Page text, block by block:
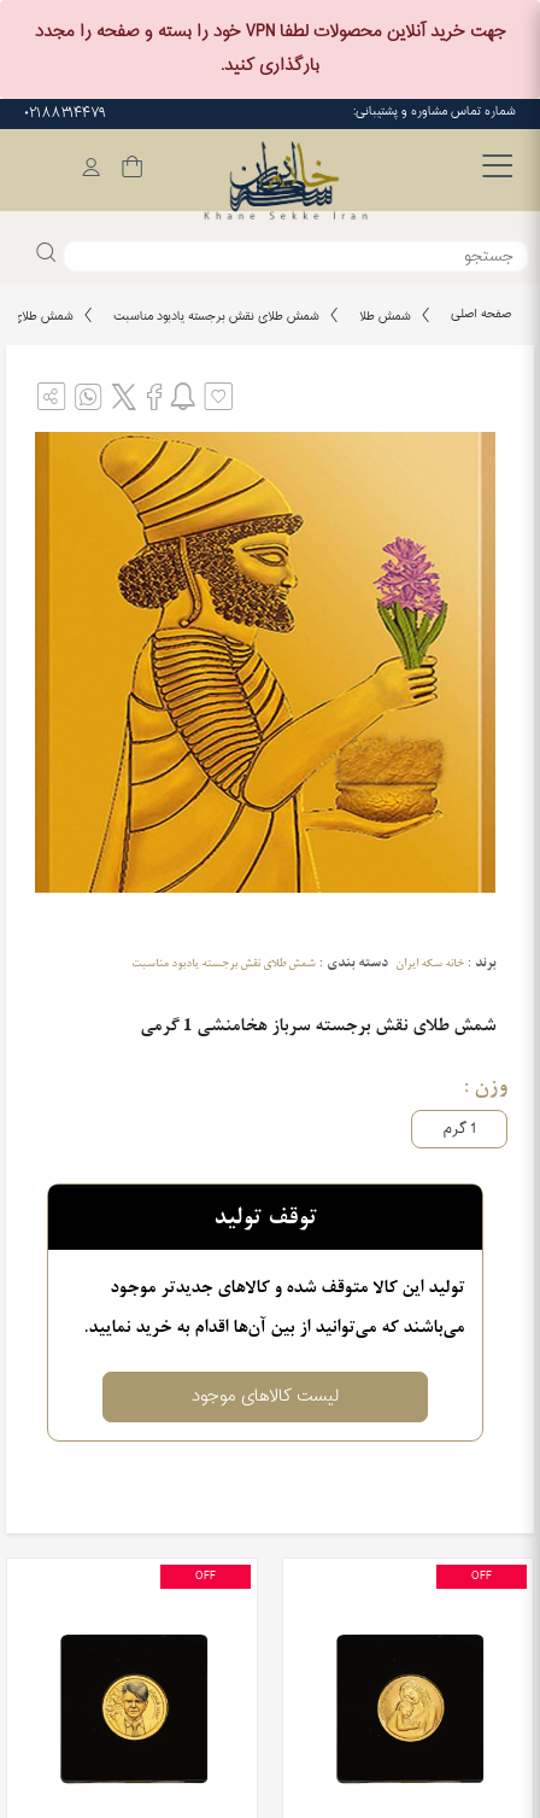
جهت خرید آنلاین محصولات لطفا VPN خود را بسته و صفحه را مجدد
بارگذاری کنید.
شماره تماس مشاوره و پشتیبانی: ۰۲۱۸۸۳۱۴۴۷۹
صفحه اصلی شمش طلا شمش طلای نقش برجسته یادبود مناسبت شمش طلای نقش
برند :خانه سکه ایران دسته بندی :شمش طلای نقش برجسته یادبود مناسبت
شمش طلای نقش برجسته سرباز هخامنشی 1 گرمی
وزن :
1 گرم
توقف تولید
تولید این کالا متوقف شده و کالاهای جدیدتر موجود
می‌باشند که می‌توانید از بین آن‌ها اقدام به خرید نمایید.
لیست کالاهای موجود
OFF
OFF